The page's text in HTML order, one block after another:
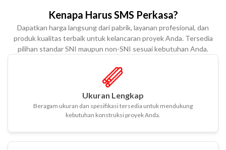
Kenapa Harus SMS Perkasa?
Dapatkan harga langsung dari pabrik, layanan profesional, dan
produk kualitas terbaik untuk kelancaran proyek Anda. Tersedia
pilihan standar SNI maupun non-SNI sesuai kebutuhan Anda.
Ukuran Lengkap
Beragam ukuran dan spesifikasi tersedia untuk mendukung
kebutuhan konstruksi proyek Anda.